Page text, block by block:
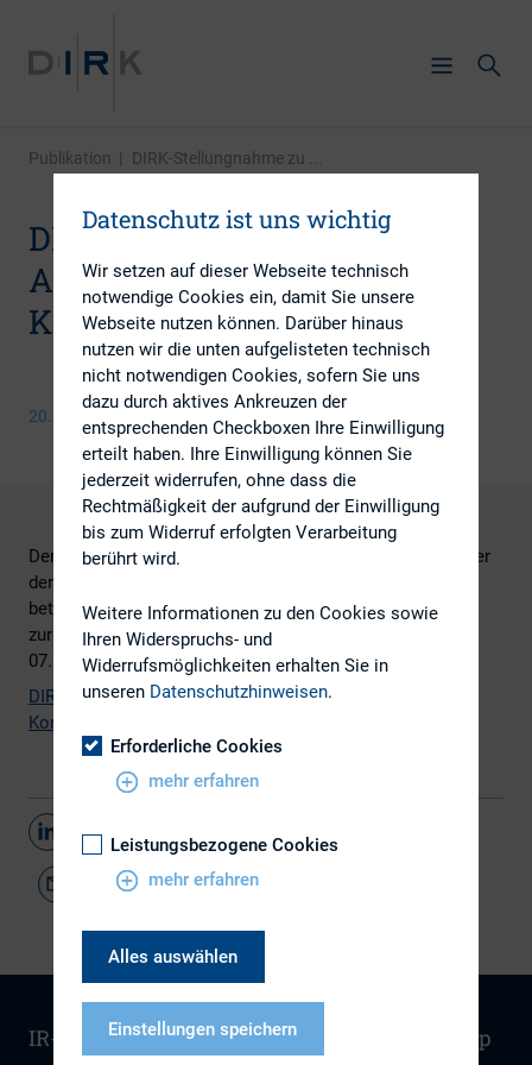
Publikation | DIRK-Stellungnahme zu ...
DIRK-Stellungnahme zu
Aktionärsrechte-
Konsultationspapier
20. September 2013
Der DIRK hat eine Stellungnahme zum Konsultationspapier
der Generaldirektion Binnenmarkt vom 16.09.2004
betreffend die „Einführung einer angemessenen Regelung
zur Stärkung der Aktionärsrechte“ erarbeitet und am
07.12.2004 abgegeben.
DIRK-Stellungnahme zu Aktionärsrechte-
Konsultationspapier
Teilen
IR-Wissen Kontakt Newsletter Sitemap
Datenschutz ist uns wichtig
Wir setzen auf dieser Webseite technisch
notwendige Cookies ein, damit Sie unsere
Webseite nutzen können. Darüber hinaus
nutzen wir die unten aufgelisteten technisch
nicht notwendigen Cookies, sofern Sie uns
dazu durch aktives Ankreuzen der
entsprechenden Checkboxen Ihre Einwilligung
erteilt haben. Ihre Einwilligung können Sie
jederzeit widerrufen, ohne dass die
Rechtmäßigkeit der aufgrund der Einwilligung
bis zum Widerruf erfolgten Verarbeitung
berührt wird.
Weitere Informationen zu den Cookies sowie
Ihren Widerspruchs- und
Widerrufsmöglichkeiten erhalten Sie in
unseren Datenschutzhinweisen.
Erforderliche Cookies
mehr erfahren
Leistungsbezogene Cookies
mehr erfahren
Alles auswählen
Einstellungen speichern